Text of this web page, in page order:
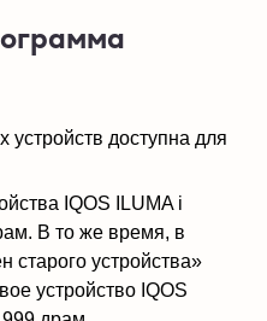
доступна для
IQOS ILUMA i
В то же время, в
устройства»
устройство IQOS